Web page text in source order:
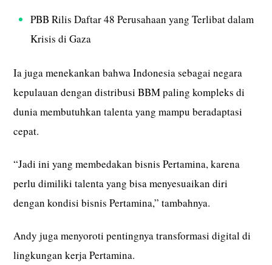
PBB Rilis Daftar 48 Perusahaan yang Terlibat dalam
Krisis di Gaza
Ia juga menekankan bahwa Indonesia sebagai negara
kepulauan dengan distribusi BBM paling kompleks di
dunia membutuhkan talenta yang mampu beradaptasi
cepat.
“Jadi ini yang membedakan bisnis Pertamina, karena
perlu dimiliki talenta yang bisa menyesuaikan diri
dengan kondisi bisnis Pertamina,” tambahnya.
Andy juga menyoroti pentingnya transformasi digital di
lingkungan kerja Pertamina.